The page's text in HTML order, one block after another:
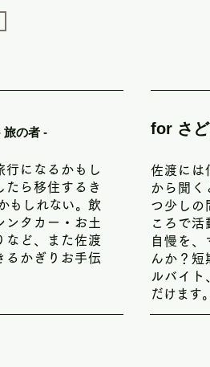
がかつて…までとは言わなくても
クワクするような挑戦を柔軟に、
旅の者 -
行になるかもし
たら移住するき
もしれない。飲
ンタカー・お土
など、また佐渡
るかぎりお手伝
for さ
佐渡には
から聞く
つ少しの
ころで活
自慢を、
んか？短
ルバイト
だけます。